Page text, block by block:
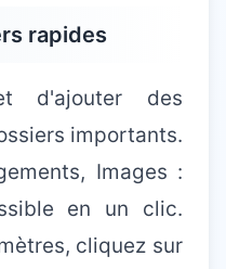
rapides
d'ajouter des
importants.
Images :
en un clic.
cliquez sur